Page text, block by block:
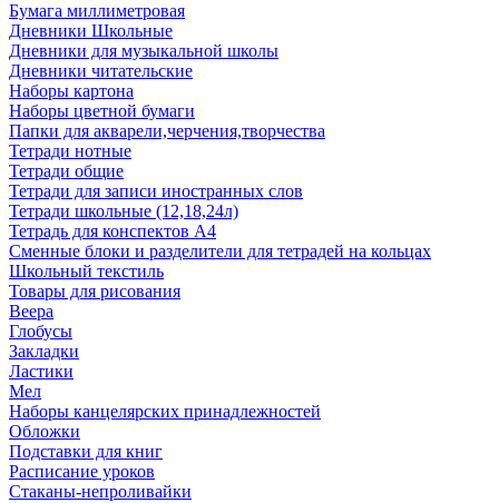
Бумага миллиметровая
Дневники Школьные
Дневники для музыкальной школы
Дневники читательские
Наборы картона
Наборы цветной бумаги
Папки для акварели,черчения,творчества
Тетради нотные
Тетради общие
Тетради для записи иностранных слов
Тетради школьные (12,18,24л)
Тетрадь для конспектов А4
Сменные блоки и разделители для тетрадей на кольцах
Школьный текстиль
Товары для рисования
Веера
Глобусы
Закладки
Ластики
Мел
Наборы канцелярских принадлежностей
Обложки
Подставки для книг
Расписание уроков
Стаканы-непроливайки